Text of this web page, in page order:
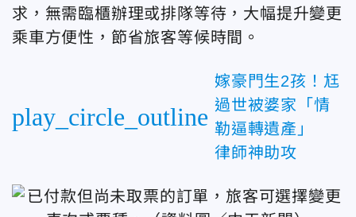
求，無需臨櫃辦理或排隊等待，大幅提升變更
乘車方便性，節省旅客等候時間。
play_circle_outline
嫁豪門生2孩！尪
過世被婆家「情
勒逼轉遺產」
律師神助攻